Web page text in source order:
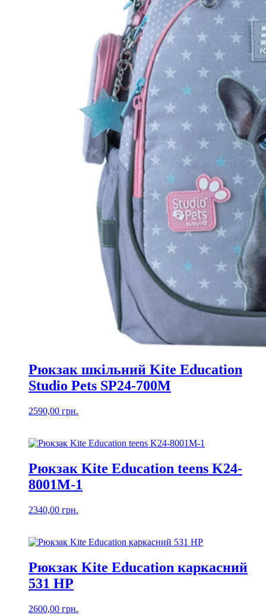
Рюкзак шкільний Kite Education
Studio Pets SP24-700M
2590,00 грн.
Рюкзак Kite Education teens K24-
8001M-1
2340,00 грн.
Рюкзак Kite Education каркасний
531 HP
2600,00 грн.